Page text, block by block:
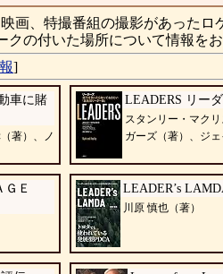
画、特撮番組の撮影があったロ
の付いた場所について情報を
]
車に賭
著）、ノ
LEADERS リー
スタンリー・マク
ガーズ（著）、ジェ
ＧＥ
LEADER’s
川原 慎也（著）